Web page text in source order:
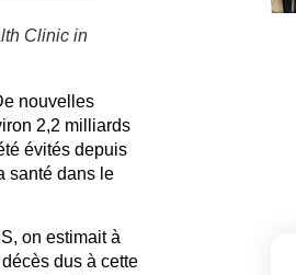
Clinic in
nouvelles
2,2 milliards
évités depuis
santé dans le
on estimait à
dus à cette